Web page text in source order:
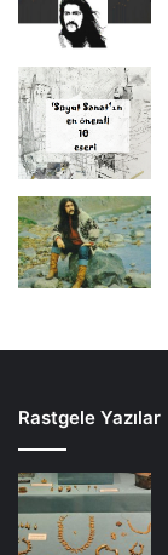
Rastgele Yazılar